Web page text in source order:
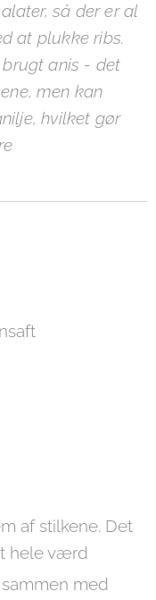
så der er al
at plukke ribs.
brugt anis - det
men kan
hvilket gør
af stilkene. Det
hele værd
med